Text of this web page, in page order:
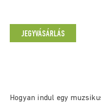
JEGYVÁSÁRLÁS
Hogyan indul egy